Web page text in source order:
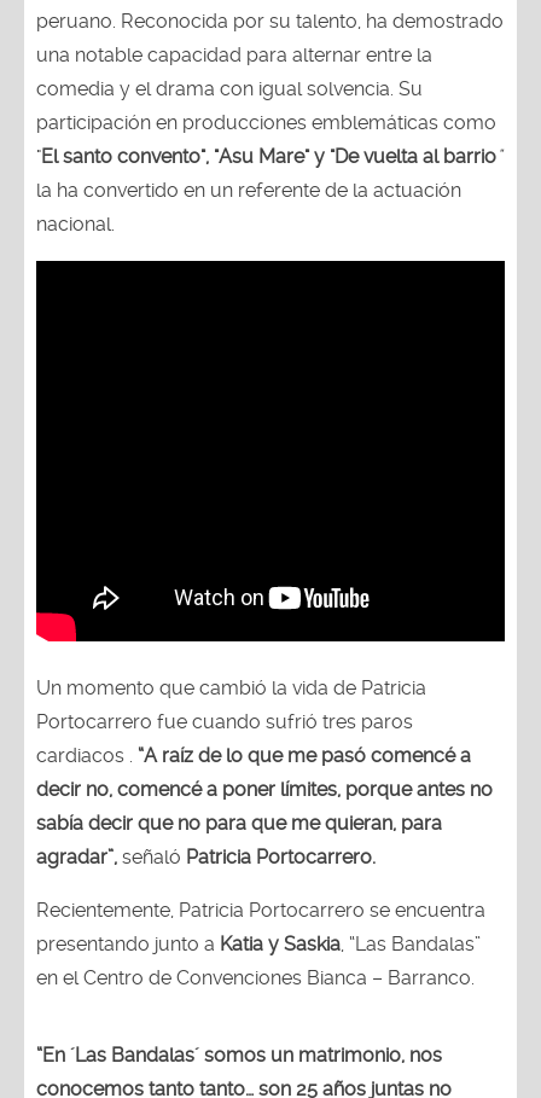
peruano. Reconocida por su talento, ha demostrado
una notable capacidad para alternar entre la
comedia y el drama con igual solvencia. Su
participación en producciones emblemáticas como
"El santo convento", "Asu Mare" y "De vuelta al barrio"
la ha convertido en un referente de la actuación
nacional.
Un momento que cambió la vida de Patricia
Portocarrero fue cuando sufrió tres paros
cardiacos . “A raíz de lo que me pasó comencé a
decir no, comencé a poner límites, porque antes no
sabía decir que no para que me quieran, para
agradar”, señaló Patricia Portocarrero.
Recientemente, Patricia Portocarrero se encuentra
presentando junto a Katia y Saskia, “Las Bandalas”
en el Centro de Convenciones Bianca – Barranco.
“En ´Las Bandalas´ somos un matrimonio, nos
conocemos tanto tanto… son 25 años juntas no